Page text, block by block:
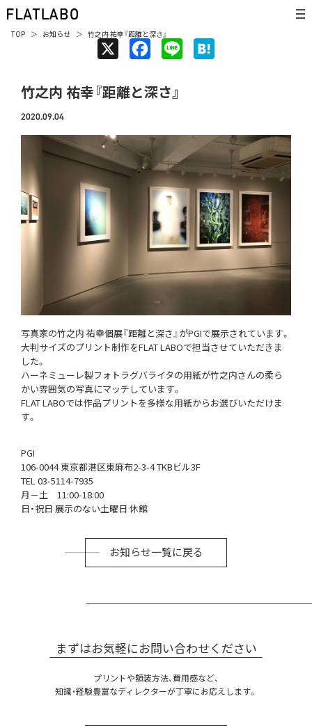
TOP お知らせ 竹之内 祐幸『距離と深さ』
c
b
o
o
k
n
a
竹之内 祐幸『距離と深さ』
2020.09.04
写真家の竹之内 祐幸個展『距離と深さ』がPGIで展示されています。
大判サイズのプリント制作をFLAT LABOで担当させていただきま
した。
ハーネミューレ製フォトラグバライタの用紙が竹之内さんの柔ら
かい雰囲気の写真にマッチしています。
FLAT LABOでは作品プリントを多様な用紙からお選びいただけま
す。
PGI
106-0044 東京都港区東麻布2-3-4 TKBビル3F
TEL 03-5114-7935
月－土 11:00-18:00
日・祝日 展示のない土曜日 休館
お知らせ一覧に戻る
まずはお気軽にお問い合わせください
プリントや額装方法、費用感など、
知識・経験豊富なディレクターが丁寧にお応えします。